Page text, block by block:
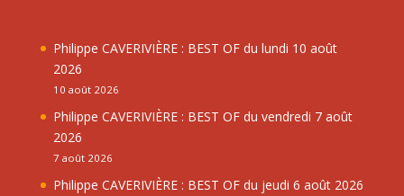
Philippe CAVERIVIÈRE : BEST OF du lundi 10 août
2026
10 août 2026
Philippe CAVERIVIÈRE : BEST OF du vendredi 7 août
2026
7 août 2026
Philippe CAVERIVIÈRE : BEST OF du jeudi 6 août 2026